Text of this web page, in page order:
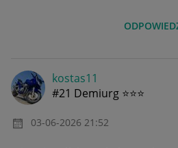
kostas11
#21 Demiurg ⭐⭐⭐
‎03-06-2026 21:52